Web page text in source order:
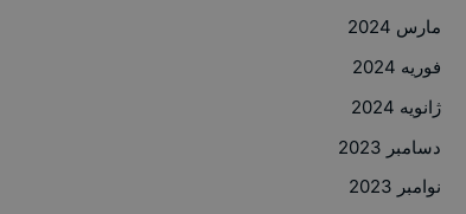
مارس 2024
فوریه 2024
ژانویه 2024
دسامبر 2023
نوامبر 2023